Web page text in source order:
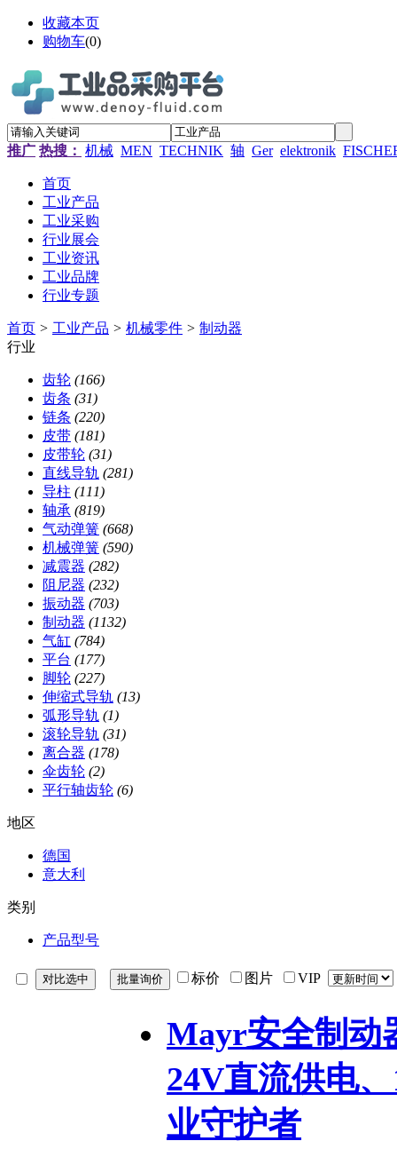
收藏本页
购物车(0)
推广 热搜： 机械 MEN TECHNIK 轴 Ger elektronik
首页
工业产品
工业采购
行业展会
工业资讯
工业品牌
行业专题
首页 > 工业产品 > 机械零件 > 制动器
行业
齿轮 (166)
齿条 (31)
链条 (220)
皮带 (181)
皮带轮 (31)
直线导轨 (281)
导柱 (111)
轴承 (819)
气动弹簧 (668)
机械弹簧 (590)
减震器 (282)
阻尼器 (232)
振动器 (703)
制动器 (1132)
气缸 (784)
平台 (177)
脚轮 (227)
伸缩式导轨 (13)
弧形导轨 (1)
滚轮导轨 (31)
离合器 (178)
伞齿轮 (2)
平行轴齿轮 (6)
地区
德国
意大利
类别
产品型号
标价 图片 VIP
Mayr安全制动
24V直流供电
业守护者